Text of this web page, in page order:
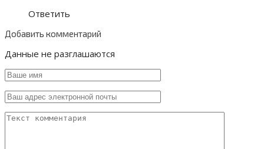
Ответить
Добавить комментарий
Данные не разглашаются